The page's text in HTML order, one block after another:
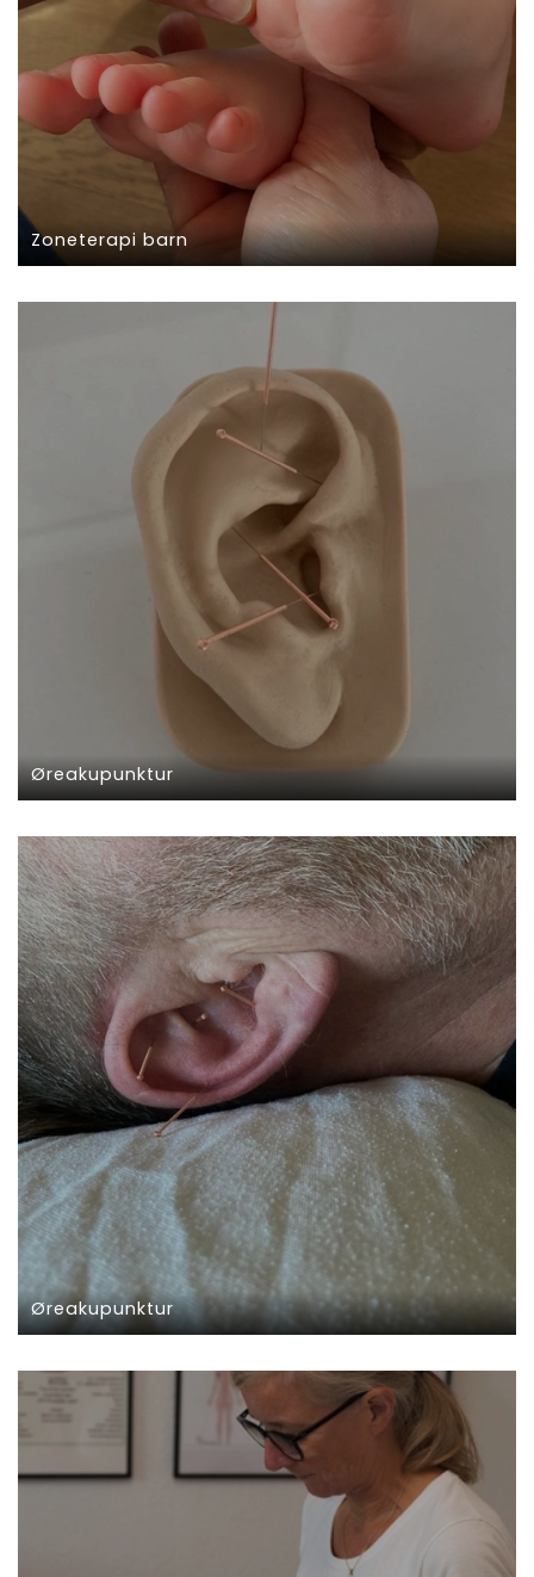
Zoneterapi barn
Øreakupunktur
Øreakupunktur